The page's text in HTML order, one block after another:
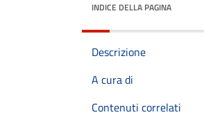
INDICE DELLA PAGINA
Descrizione
A cura di
Contenuti correlati